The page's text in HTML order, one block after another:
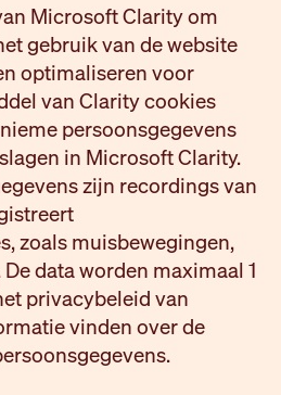
Microsoft Clarity om
gebruik van de website
optimaliseren voor
van Clarity cookies
persoonsgegevens
in Microsoft Clarity.
zijn recordings van
zoals muisbewegingen,
data worden maximaal 1
privacybeleid van
vinden over de